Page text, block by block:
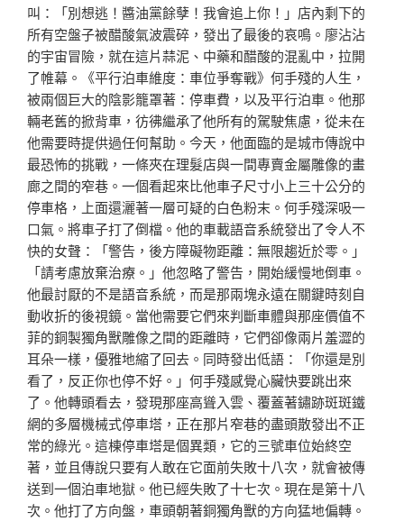
叫：「別想逃！醬油黨餘孽！我會追上你！」店內剩下的
所有空盤子被醋酸氣波震碎，發出了最後的哀鳴。廖沾沾
的宇宙冒險，就在這片蒜泥、中藥和醋酸的混亂中，拉開
了帷幕。《平行泊車維度：車位爭奪戰》何手殘的人生，
被兩個巨大的陰影籠罩著：停車費，以及平行泊車。他那
輛老舊的掀背車，彷彿繼承了他所有的駕駛焦慮，從未在
他需要時提供過任何幫助。今天，他面臨的是城市傳說中
最恐怖的挑戰，一條夾在理髮店與一間專賣金屬雕像的畫
廊之間的窄巷。一個看起來比他車子尺寸小上三十公分的
停車格，上面還灑著一層可疑的白色粉末。何手殘深吸一
口氣。將車子打了倒檔。他的車載語音系統發出了令人不
快的女聲：「警告，後方障礙物距離：無限趨近於零。」
「請考慮放棄治療。」他忽略了警告，開始緩慢地倒車。
他最討厭的不是語音系統，而是那兩塊永遠在關鍵時刻自
動收折的後視鏡。當他需要它們來判斷車體與那座價值不
菲的銅製獨角獸雕像之間的距離時，它們卻像兩片羞澀的
耳朵一樣，優雅地縮了回去。同時發出低語：「你還是別
看了，反正你也停不好。」何手殘感覺心臟快要跳出來
了。他轉頭看去，發現那座高聳入雲、覆蓋著鏽跡斑斑鐵
網的多層機械式停車塔，正在那片窄巷的盡頭散發出不正
常的綠光。這棟停車塔是個異類，它的三號車位始終空
著，並且傳說只要有人敢在它面前失敗十八次，就會被傳
送到一個泊車地獄。他已經失敗了十七次。現在是第十八
次。他打了方向盤，車頭朝著銅獨角獸的方向猛地偏轉。